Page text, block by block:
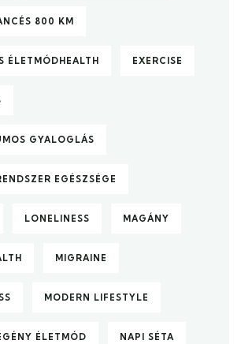
800 KM
ÉLETMÓDHEALTH EXERCISE
GYALOGLÁS
EGÉSZSÉGE
LONELINESS MAGÁNY
MIGRAINE
MODERN LIFESTYLE
ÉLETMÓD NAPI SÉTA